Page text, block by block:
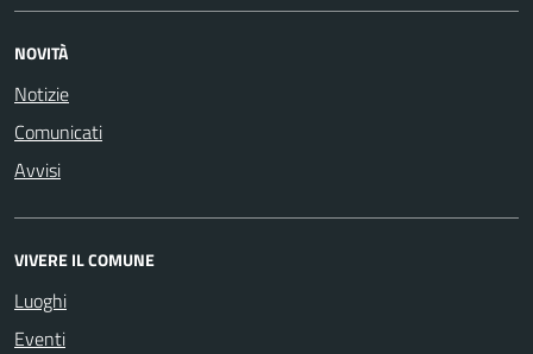
NOVITÀ
Notizie
Comunicati
Avvisi
VIVERE IL COMUNE
Luoghi
Eventi